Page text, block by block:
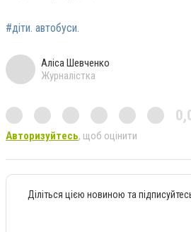
#діти. автобуси.
Аліса Шевченко
Журналістка
Авторизуйтесь, щоб оцінити
Діліться цією новиною та